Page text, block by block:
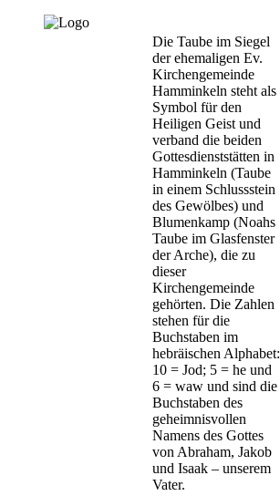
Die Taube im Siegel
der ehemaligen Ev.
Kirchengemeinde
Hamminkeln steht als
Symbol für den
Heiligen Geist und
verband die beiden
Gottesdienststätten in
Hamminkeln (Taube
in einem Schlussstein
des Gewölbes) und
Blumenkamp (Noahs
Taube im Glasfenster
der Arche), die zu
dieser
Kirchengemeinde
gehörten. Die Zahlen
stehen für die
Buchstaben im
hebräischen Alphabet:
10 = Jod; 5 = he und
6 = waw und sind die
Buchstaben des
geheimnisvollen
Namens des Gottes
von Abraham, Jakob
und Isaak – unserem
Vater.